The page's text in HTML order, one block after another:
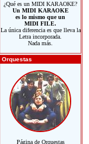
¿Qué es un MIDI KARAOKE?
Un MIDI KARAOKE
es lo mismo que un
MIDI FILE.
La única diferencia es que lleva la
Letra incorporada.
Nada más.
Orquestas
Página de Orquestas